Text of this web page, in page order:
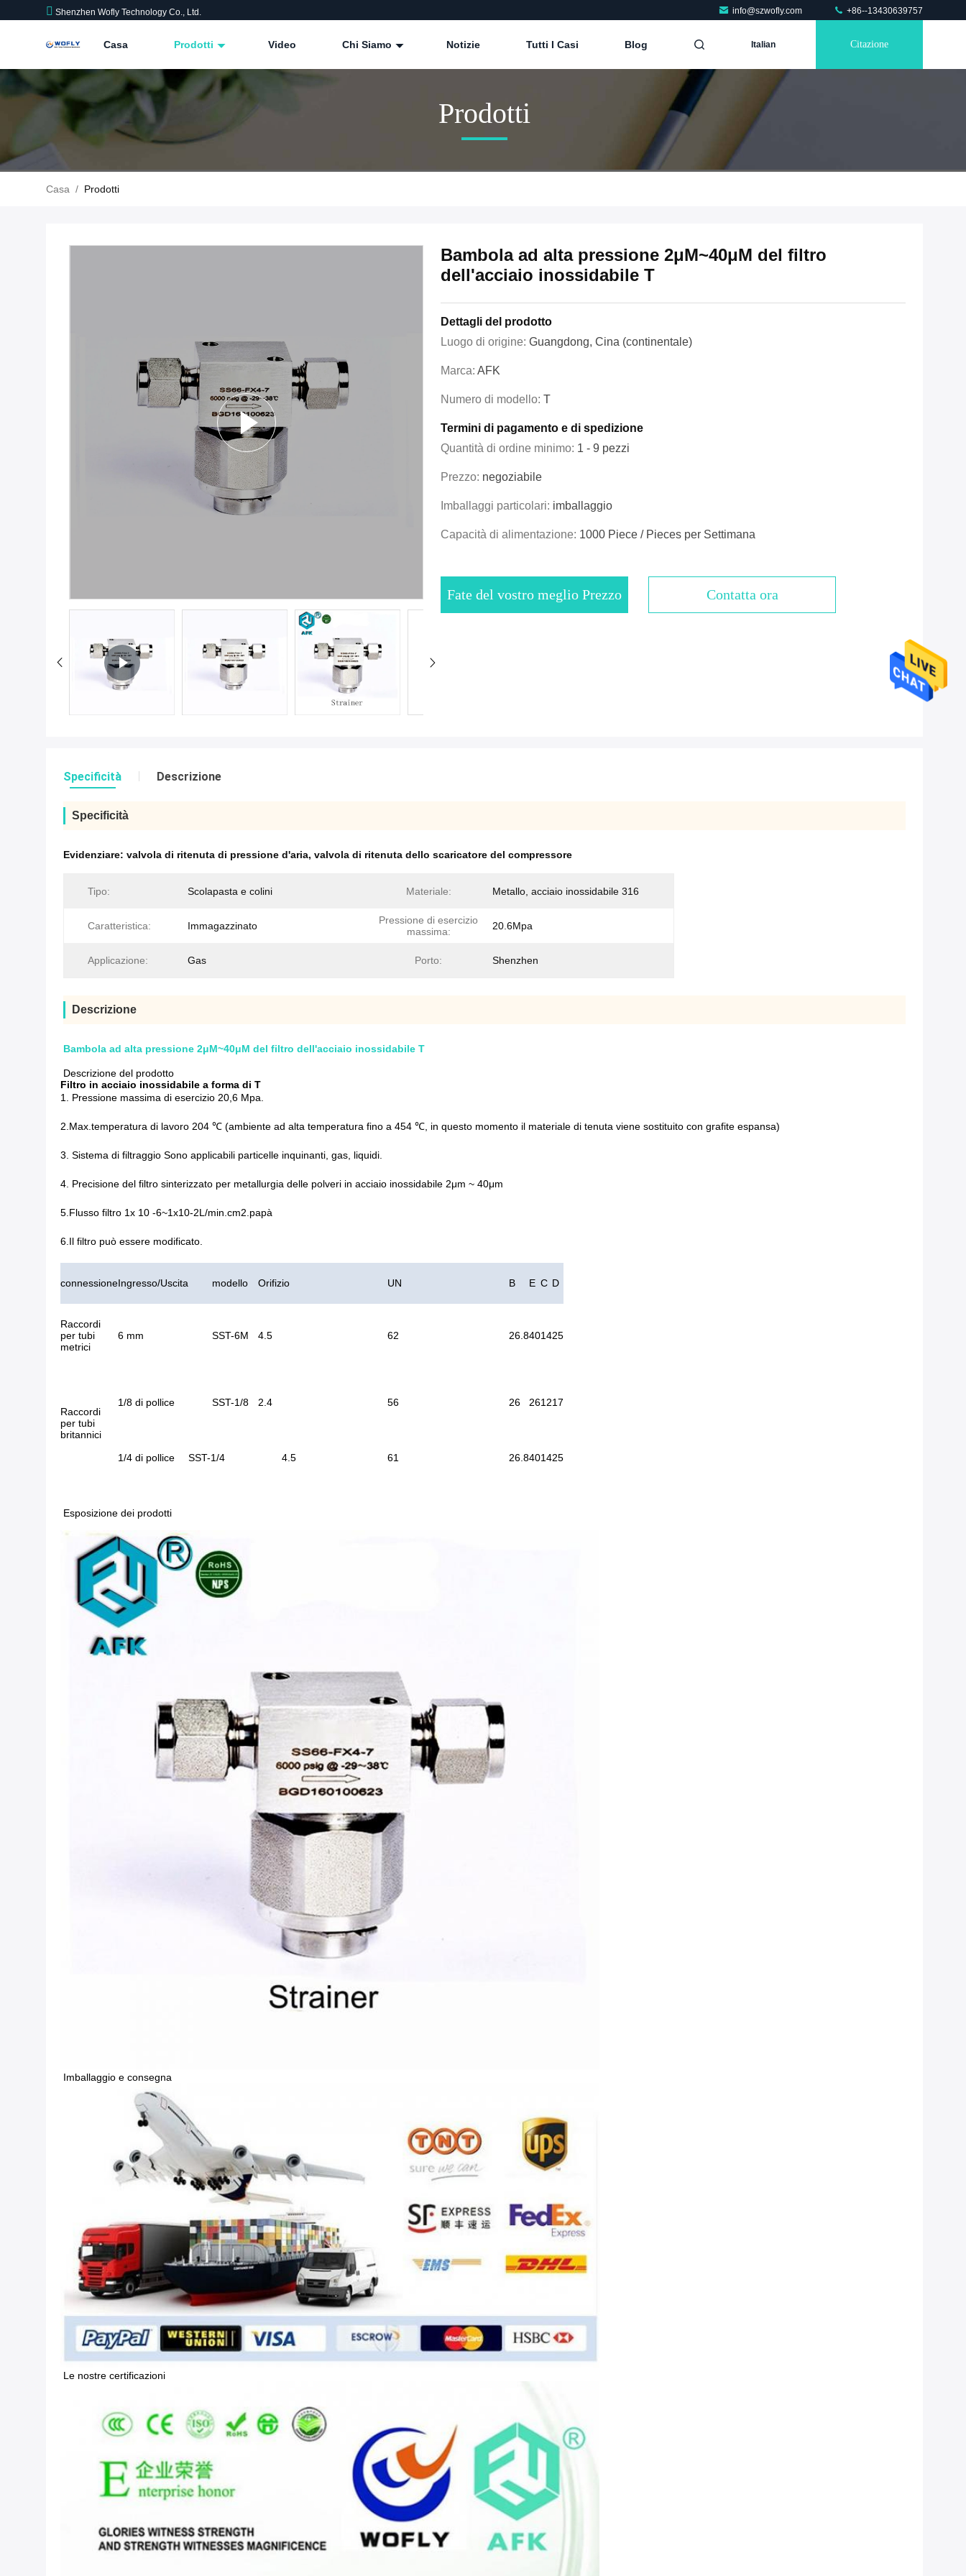
Shenzhen Wofly Technology Co., Ltd. info@szwofly.com +86--13430639757
Casa Prodotti Video Chi Siamo Notizie Tutti I Casi Blog Italian Citazione
Prodotti
Casa / Prodotti
Bambola ad alta pressione 2μM~40μM del filtro
dell'acciaio inossidabile T
Dettagli del prodotto
Luogo di origine: Guangdong, Cina (continentale)
Marca: AFK
Numero di modello: T
Termini di pagamento e di spedizione
Quantità di ordine minimo: 1 - 9 pezzi
Prezzo: negoziabile
Imballaggi particolari: imballaggio
Capacità di alimentazione: 1000 Piece / Pieces per Settimana
Fate del vostro meglio Prezzo Contatta ora
Specificità Descrizione
Specificità
Evidenziare: valvola di ritenuta di pressione d'aria, valvola di ritenuta dello scaricatore del compressore
Tipo: Scolapasta e colini Materiale: Metallo, acciaio inossidabile 316
Caratteristica: Immagazzinato
Pressione di esercizio
massima:
20.6Mpa
Applicazione: Gas Porto: Shenzhen
Descrizione
Bambola ad alta pressione 2μM~40μM del filtro dell'acciaio inossidabile T
Descrizione del prodotto
Filtro in acciaio inossidabile a forma di T
1. Pressione massima di esercizio 20,6 Mpa.
2.Max.temperatura di lavoro 204 ℃ (ambiente ad alta temperatura fino a 454 ℃, in questo momento il materiale di tenuta viene sostituito con grafite espansa)
3. Sistema di filtraggio Sono applicabili particelle inquinanti, gas, liquidi.
4. Precisione del filtro sinterizzato per metallurgia delle polveri in acciaio inossidabile 2μm ~ 40μm
5.Flusso filtro 1x 10 -6~1x10-2L/min.cm2.papà
6.Il filtro può essere modificato.
connessioneIngresso/Uscita modello Orifizio UN B E C D
Raccordi
per tubi
metrici
6 mm SST-6M 4.5 62 26.8401425
Raccordi
per tubi
britannici
1/8 di pollice SST-1/8 2.4 56 26 261217
1/4 di pollice SST-1/4 4.5 61 26.8401425
Esposizione dei prodotti
Imballaggio e consegna
Le nostre certificazioni